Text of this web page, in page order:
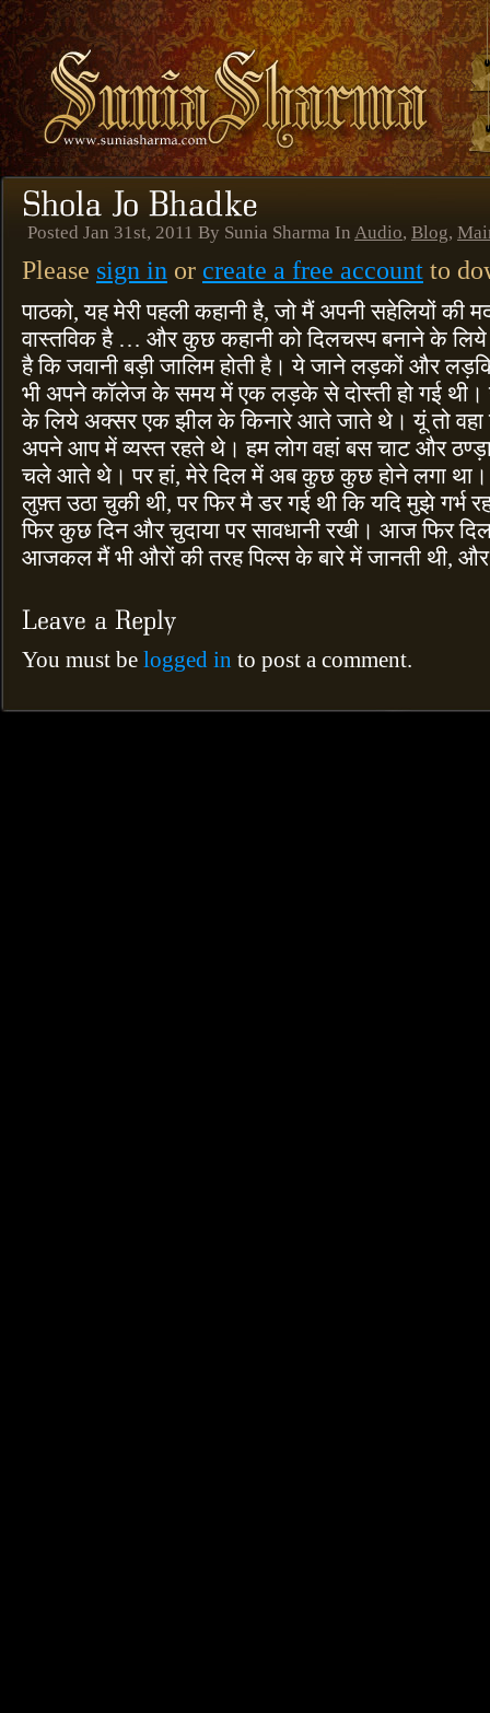
Posted Jan 31st, 2011 By Sunia Sharma In Audio, Blog,
Please sign in or create a free account to
पाठको, यह मेरी पहली कहानी है, जो मैं अपनी सहेलियों
वास्तविक है … और कुछ कहानी को दिलचस्प बनाने के
है कि जवानी बड़ी जालिम होती है। ये जाने लड़कों और
भी अपने कॉलेज के समय में एक लड़के से दोस्ती हो गई थी।
के लिये अक्सर एक झील के किनारे आते जाते थे। यूं तो वहा
अपने आप में व्यस्त रहते थे। हम लोग वहां बस चाट और
चले आते थे। पर हां, मेरे दिल में अब कुछ कुछ होने लगा
लुफ़्त उठा चुकी थी, पर फिर मै डर गई थी कि यदि मुझे गर्भ
फिर कुछ दिन और चुदाया पर सावधानी रखी। आज फिर
आजकल मैं भी औरों की तरह पिल्स के बारे में जानती थी,
You must be logged in to post a comment.